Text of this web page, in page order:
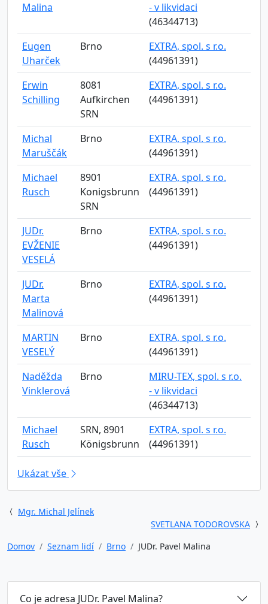
Malina
- v likvidaci
(46344713)
Eugen
Uharček
Brno
EXTRA, spol. s r.o.
(44961391)
Erwin
Schilling
8081
Aufkirchen
SRN
EXTRA, spol. s r.o.
(44961391)
Michal
Maruščák
Brno
EXTRA, spol. s r.o.
(44961391)
Michael
Rusch
8901
Konigsbrunn
SRN
EXTRA, spol. s r.o.
(44961391)
JUDr.
EVŽENIE
VESELÁ
Brno
EXTRA, spol. s r.o.
(44961391)
JUDr.
Marta
Malinová
Brno
EXTRA, spol. s r.o.
(44961391)
MARTIN
VESELÝ
Brno
EXTRA, spol. s r.o.
(44961391)
Naděžda
Vinklerová
Brno
MIRU-TEX, spol. s r.o.
- v likvidaci
(46344713)
Michael
Rusch
SRN, 8901
Königsbrunn
EXTRA, spol. s r.o.
(44961391)
Ukázat vše
Mgr. Michal Jelínek
SVETLANA TODOROVSKA
Domov
Seznam lidí Brno JUDr. Pavel Malina
Co je adresa JUDr. Pavel Malina?